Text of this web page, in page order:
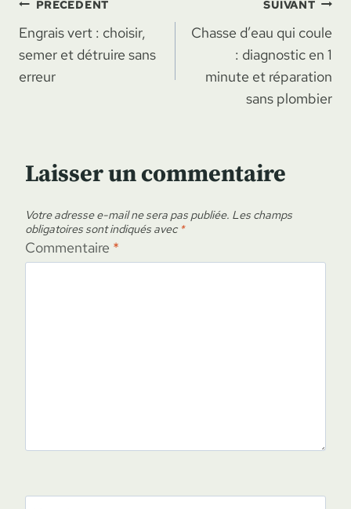
Navigation
de
l’article
PRÉCÉDENT
Engrais vert : choisir,
semer et détruire sans
erreur
SUIVANT
Chasse d’eau qui coule
: diagnostic en 1
minute et réparation
sans plombier
Laisser un commentaire
Votre adresse e-mail ne sera pas publiée. Les champs
obligatoires sont indiqués avec *
Commentaire *